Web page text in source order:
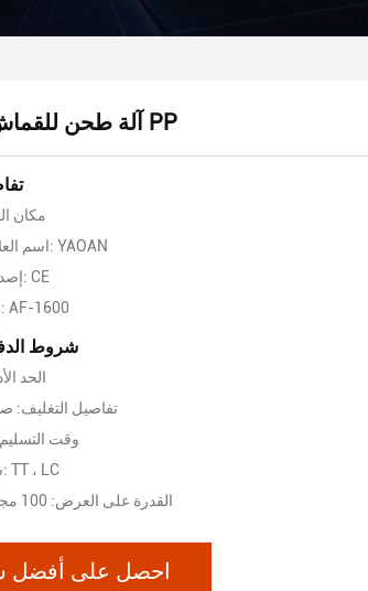
آلة طحن للقماش و طلاء PP
مكان
اسم العلامة التجارية: YAOAN
إصدار الشهادات: CE
رقم الموديل: AF-1600
شروط
الحد
تفاصيل التغليف:
وقت التسليم: 30-90
شروط الدفع: TT ، LC
القدرة على العرض: 100 مجموعة شهريا
احصل على أفضل